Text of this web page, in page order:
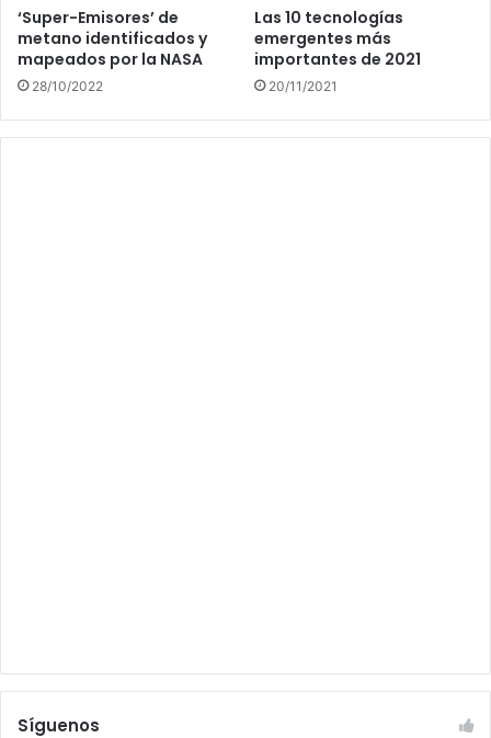
‘Super-Emisores’ de
metano identificados y
mapeados por la NASA
28/10/2022
Las 10 tecnologías
emergentes más
importantes de 2021
20/11/2021
Síguenos